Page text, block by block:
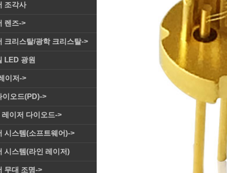
조각사
렌즈->
크리스탈/광학 크리스탈->
LED 광원
이저->
이오드(PD)->
레이저 다이오드->
시스템(소프트웨어)->
시스템(라인 레이저)
무대 조명->